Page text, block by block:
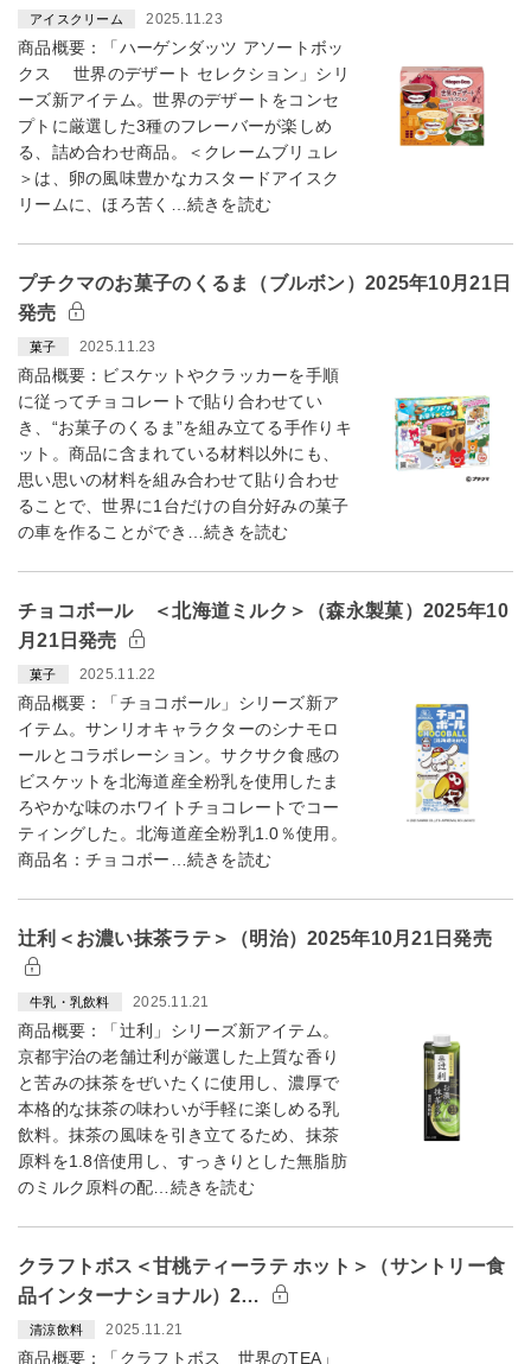
アイスクリーム 2025.11.23
商品概要：「ハーゲンダッツ アソートボッ
クス 世界のデザート セレクション」シリ
ーズ新アイテム。世界のデザートをコンセ
プトに厳選した3種のフレーバーが楽しめ
る、詰め合わせ商品。＜クレームブリュレ
＞は、卵の風味豊かなカスタードアイスク
リームに、ほろ苦く…続きを読む
プチクマのお菓子のくるま（ブルボン）2025年10月21日
発売
菓子 2025.11.23
商品概要：ビスケットやクラッカーを手順
に従ってチョコレートで貼り合わせてい
き、“お菓子のくるま”を組み立てる手作りキ
ット。商品に含まれている材料以外にも、
思い思いの材料を組み合わせて貼り合わせ
ることで、世界に1台だけの自分好みの菓子
の車を作ることができ…続きを読む
チョコボール ＜北海道ミルク＞（森永製菓）2025年10
月21日発売
菓子 2025.11.22
商品概要：「チョコボール」シリーズ新ア
イテム。サンリオキャラクターのシナモロ
ールとコラボレーション。サクサク食感の
ビスケットを北海道産全粉乳を使用したま
ろやかな味のホワイトチョコレートでコー
ティングした。北海道産全粉乳1.0％使用。
商品名：チョコボー…続きを読む
辻󠄀利＜お濃い抹茶ラテ＞（明治）2025年10月21日発売
牛乳・乳飲料 2025.11.21
商品概要：「辻󠄀利」シリーズ新アイテム。
京都宇治の老舗辻󠄀利が厳選した上質な香り
と苦みの抹茶をぜいたくに使用し、濃厚で
本格的な抹茶の味わいが手軽に楽しめる乳
飲料。抹茶の風味を引き立てるため、抹茶
原料を1.8倍使用し、すっきりとした無脂肪
のミルク原料の配…続きを読む
クラフトボス＜甘桃ティーラテ ホット＞（サントリー食
品インターナショナル）2…
清涼飲料 2025.11.21
商品概要：「クラフトボス 世界のTEA」